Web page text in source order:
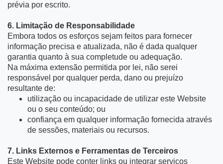
prévia por escrito.
6. Limitação de Responsabilidade
Embora todos os esforços sejam feitos para fornecer
informação precisa e atualizada, não é dada qualquer
garantia quanto à sua completude ou adequação.
Na máxima extensão permitida por lei, não serei
responsável por qualquer perda, dano ou prejuízo
resultante de:
utilização ou incapacidade de utilizar este Website
ou o seu conteúdo; ou
confiança em qualquer informação fornecida através
de sessões, materiais ou recursos.
7. Links Externos e Ferramentas de Terceiros
Este Website pode conter links ou integrar serviços